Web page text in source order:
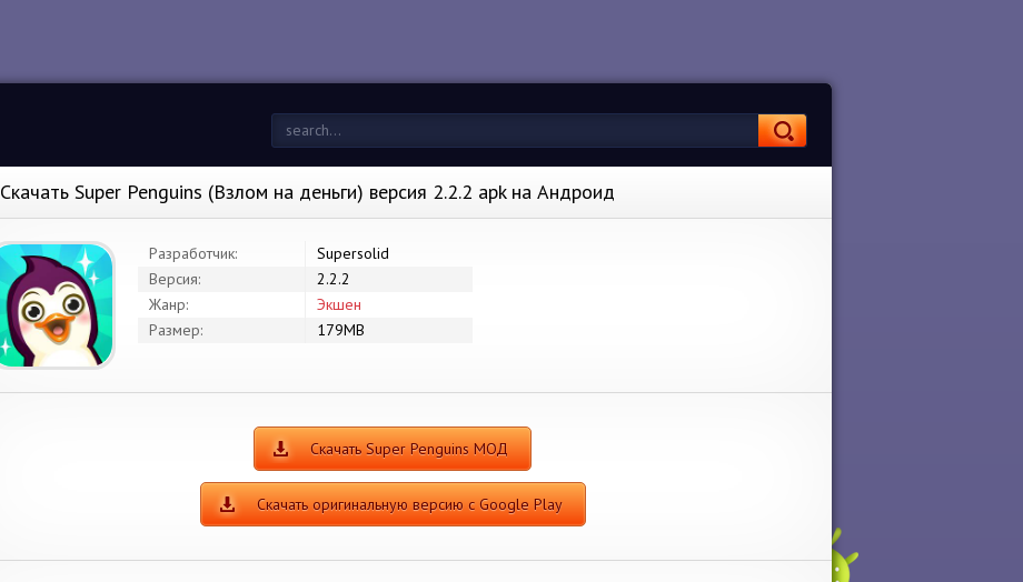
Скачать Super Penguins (Взлом на деньги) версия 2.2.2 apk на Андроид
Разработчик:
Supersolid
Версия:
2.2.2
Жанр:
Экшен
Размер:
179MB
Скачать Super Penguins МОД
Скачать оригинальную версию с Google Play